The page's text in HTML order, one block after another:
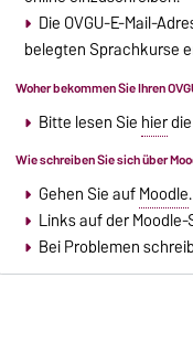
Die OVGU-E-Mail-
belegten Sprachkurse
Woher bekommen Sie Ihren
Bitte lesen Sie hierdie
Wie schreiben Sie sich über
Gehen Sie aufMoodle
Links auf der
Bei Problemen